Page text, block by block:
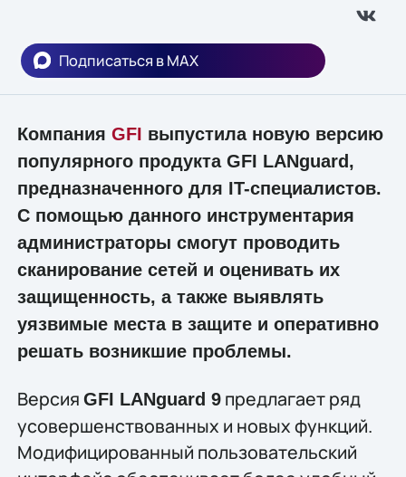
Подписаться в MAX
Компания GFI выпустила новую версию
популярного продукта GFI LANguard,
предназначенного для IT-специалистов.
C помощью данного инструментария
администраторы смогут проводить
сканирование сетей и оценивать их
защищенность, а также выявлять
уязвимые места в защите и оперативно
решать возникшие проблемы.
Версия GFI LANguard 9предлагает ряд
усовершенствованных и новых функций.
Модифицированный пользовательский